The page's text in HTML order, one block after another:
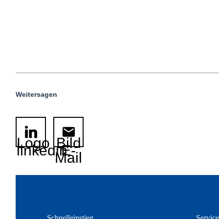
Weitersagen
Logo
linkedinBild
E-
Mail